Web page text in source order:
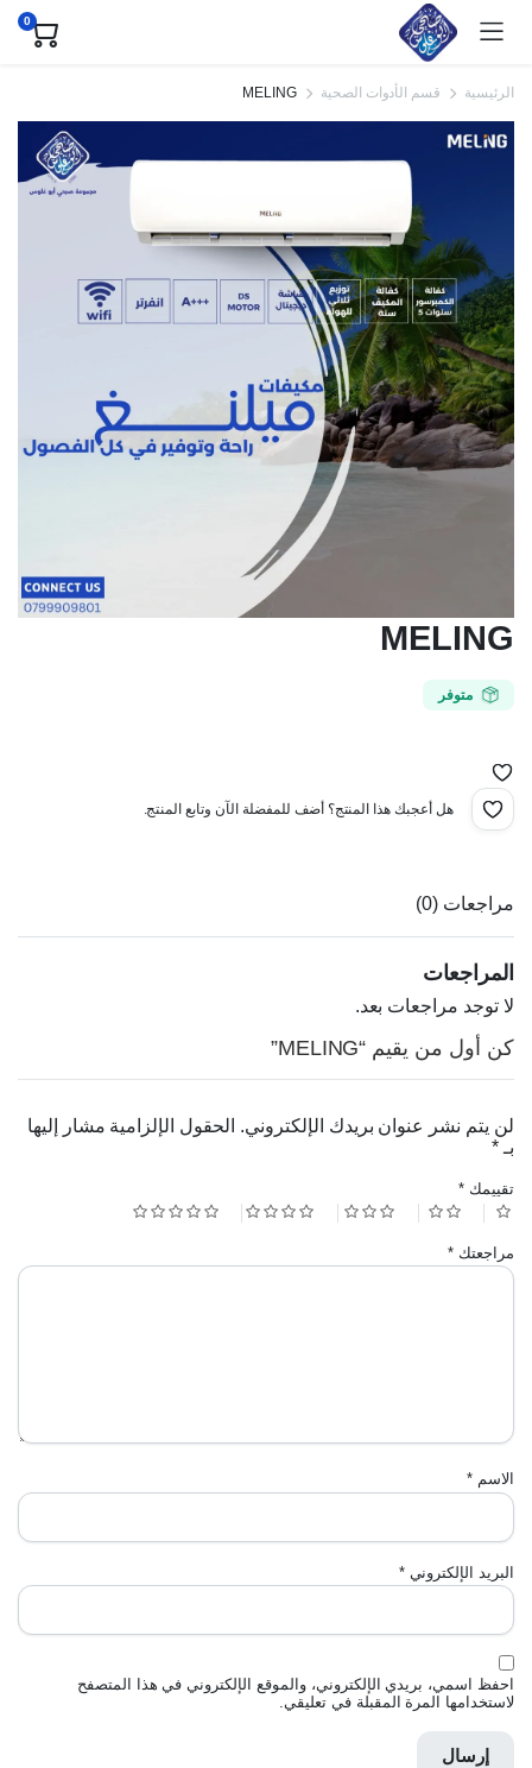
0
الرئيسية قسم الأدوات الصحية MELING
MELING
متوفر
هل أعجبك هذا المنتج؟ أضف للمفضلة الآن وتابع المنتج.
مراجعات (0)
المراجعات
لا توجد مراجعات بعد.
كن أول من يقيم “MELING”
لن يتم نشر عنوان بريدك الإلكتروني. الحقول الإلزامية مشار إليها
بـ *
تقييمك *
مراجعتك *
الاسم *
البريد الإلكتروني*
احفظ اسمي، بريدي الإلكتروني، والموقع الإلكتروني في هذا المتصفح
لاستخدامها المرة المقبلة في تعليقي.